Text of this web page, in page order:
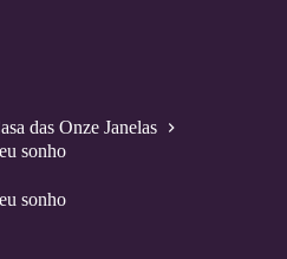
das Onze Janelas
sonho
sonho